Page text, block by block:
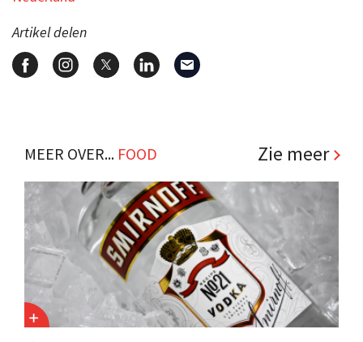
Artikel delen
MEER OVER... FOOD Zie meer